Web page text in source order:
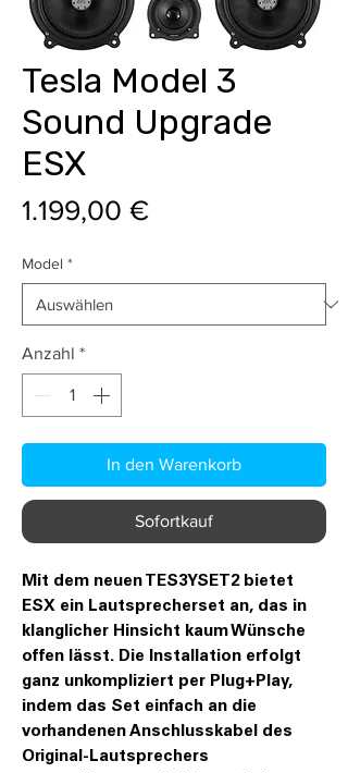
Tesla Model 3
Sound Upgrade
ESX
1.199,00 €Preis
Model *
Anzahl *
In den Warenkorb
Sofortkauf
Mit dem neuen TES3YSET2 bietet
ESX ein Lautsprecherset an, das in
klanglicher Hinsicht kaum Wünsche
offen lässt. Die Installation erfolgt
ganz unkompliziert per Plug+Play,
indem das Set einfach an die
vorhandenen Anschlusskabel des
Original-Lautsprechers